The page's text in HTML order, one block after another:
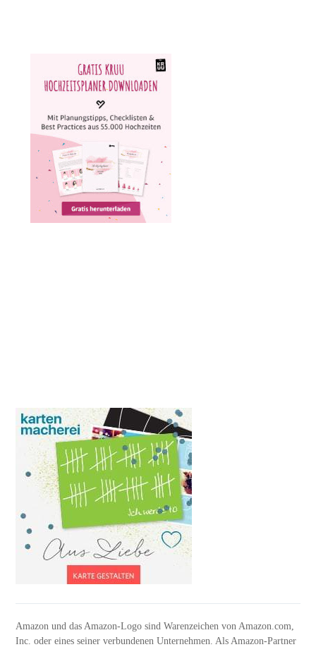
Amazon und das Amazon-Logo sind Warenzeichen von Amazon.com,
Inc. oder eines seiner verbundenen Unternehmen. Als Amazon-Partner